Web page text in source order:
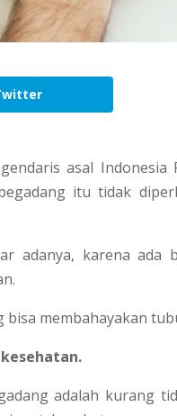
asal
itu tidak
adanya, karena ada
membahayakan
adalah kurang